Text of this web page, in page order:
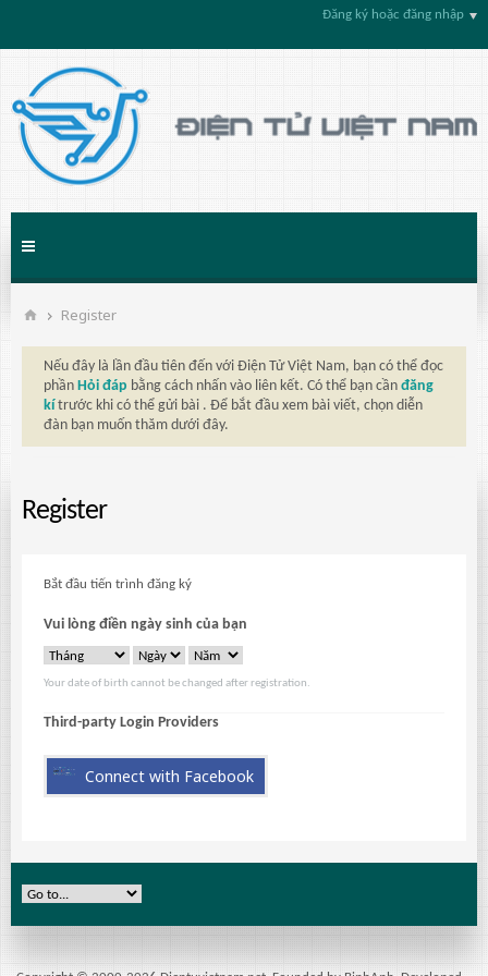
Đăng ký hoặc đăng nhập
Register
Nếu đây là lần đầu tiên đến với Điện Tử Việt Nam, bạn có thể đọc
phần Hỏi đáp bằng cách nhấn vào liên kết. Có thể bạn cần đăng
kí trước khi có thể gửi bài . Để bắt đầu xem bài viết, chọn diễn
đàn bạn muốn thăm dưới đây.
Register
Bắt đầu tiến trình đăng ký
Vui lòng điền ngày sinh của bạn
Your date of birth cannot be changed after registration.
Third-party Login Providers
Connect with Facebook